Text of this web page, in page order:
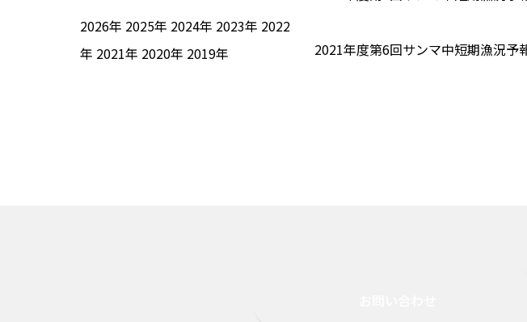
2021年度第6回サンマ中短期漁況予
2026年 2025年 2024年 2023年 2022
年 2021年 2020年 2019年